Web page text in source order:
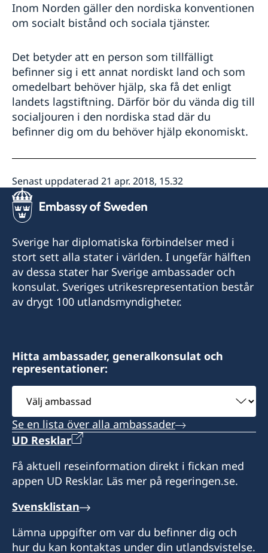
Inom Norden gäller den nordiska konventionen
om socialt bistånd och sociala tjänster.
Det betyder att en person som tillfälligt
befinner sig i ett annat nordiskt land och som
omedelbart behöver hjälp, ska få det enligt
landets lagstiftning. Därför bör du vända dig till
socialjouren i den nordiska stad där du
befinner dig om du behöver hjälp ekonomiskt.
Senast uppdaterad 21 apr. 2018, 15.32
Sverige har diplomatiska förbindelser med i
stort sett alla stater i världen. I ungefär hälften
av dessa stater har Sverige ambassader och
konsulat. Sveriges utrikesrepresentation består
av drygt 100 utlandsmyndigheter.
Hitta ambassader, generalkonsulat och
representationer:
Välj
ambassad
Se en lista över alla ambassader
UD Resklar
Få aktuell reseinformation direkt i fickan med
appen UD Resklar. Läs mer på regeringen.se.
Svensklistan
Lämna uppgifter om var du befinner dig och
hur du kan kontaktas under din utlandsvistelse.